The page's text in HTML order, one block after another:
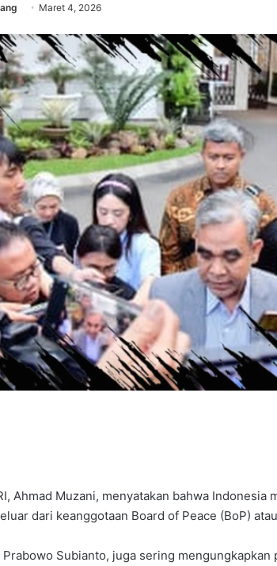
Maret 4, 2026
Ahmad Muzani, menyatakan bahwa
dari keanggotaan Board of Peace (BoP)
Prabowo Subianto, juga sering